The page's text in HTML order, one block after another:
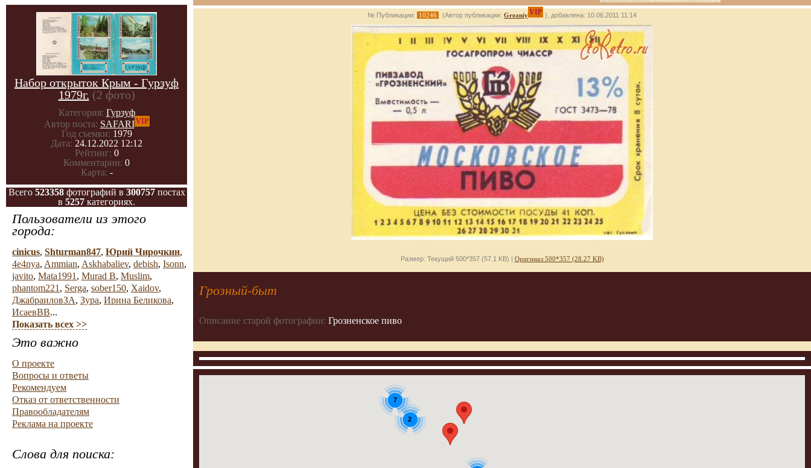
Набор открыток Крым - Гурзуф
1979г. (2 фото)
Категория: Гурзуф
Автор поста: SAFARIVIP
Год съемки: 1979
Дата: 24.12.2022 12:12
Рейтинг: 0
Комментарии: 0
Карта: -
Всего 523358фотографий в 300757постах
в 5257 категориях.
Пользователи из этого
города:
cinicus, Shturman847, Юрий Чирочкин,
4e4nya, Ammian, Askhabaliev, debish, Isonn,
javito, Mata1991 , Murad B, Muslim,
phantom221 , Serga, sober150, Xaidov,
ДжабраиловЗА, Зура, Ирина Беликова,
ИсаевВВ...
Показать всех >>
Это важно
О проекте
Вопросы и ответы
Рекомендуем
Отказ от ответственности
Правообладателям
Реклама на проекте
Слова для поиска:
№ Публикации: 10246 (Автор публикации: GrozniyVIP ), добавлена: 10.06.2011 11:14
Размер: Текущий 500*357 (57.1 KB) | Оригинал 500*357 (28.27 KB)
Грозный-быт
Описание старой фотографии: Грозненское пиво
2
7